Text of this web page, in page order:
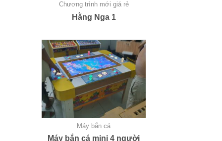
Chương trình mới giá rẻ
Hằng Nga 1
Máy bắn cá
Máy bắn cá mini 4 người